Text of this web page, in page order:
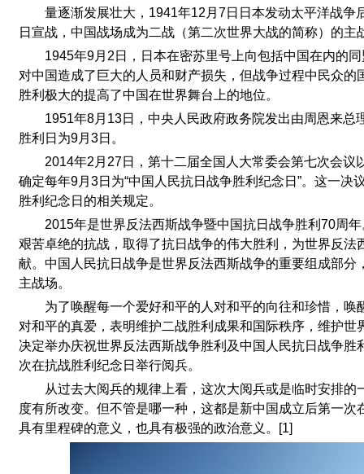
量逐渐发展壮大，1941年12月7日日本发动太平洋战争
日宣战，中国战场成为二战（第二次世界大战的简称）的主
1945年9月2日，日本在密苏里号上向包括中国在内的
对中国造成了巨大的人员和财产损失，但战争过程中民众的
胜利极大的提高了中国在世界舞台上的地位。
1951年8月13日，中央人民政府政务院发出由周恩来总
胜利日为9月3日。
2014年2月27日，第十二届全国人大常委会第七次会议
确定每年9月3日为“中国人民抗日战争胜利纪念日”。这一决
胜利纪念日的相关规定。
2015年是世界反法西斯战争暨中国抗日战争胜利70周
艰苦卓绝的抗战，取得了抗日战争的伟大胜利，为世界反法
献。中国人民抗日战争是世界反法西斯战争的重要组成部分
主战场。
为了唤醒每一个爱好和平的人对和平的向往和珍惜，唤
对和平的真爱，表明维护二战胜利成果和国际秩序，维护世
决定举办庆祝世界反法西斯战争胜利及中国人民抗日战争胜
次在抗战胜利纪念日举行阅兵。
从过去大阅兵的规律上看，这次大阅兵或是临时安排的
度有所改变。但不管是哪一种，这都是新中国成立后第一次
具有里程碑的意义，也具有极强的政治意义。[1]